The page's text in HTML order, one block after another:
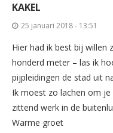
KAKEL
25 januari 2018 - 13:51
Hier had ik best bij willen
honderd meter – las ik
pijpleidingen de stad uit
Ik moest zo lachen om
zittend werk in de
Warme groet